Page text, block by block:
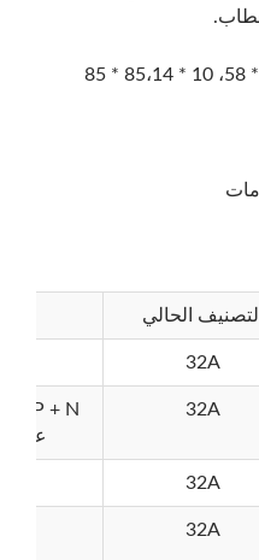
التصنيف الحالي
32A
32A
على
32A
32A